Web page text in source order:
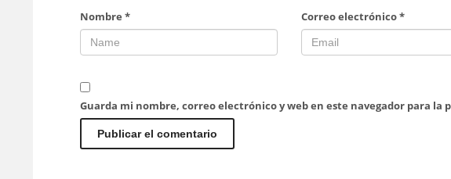
Nombre * Correo electrónico*
Guarda mi nombre, correo electrónico y web en este navegador para la